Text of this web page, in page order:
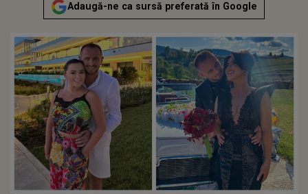
Adaugă-ne ca sursă preferată în Google